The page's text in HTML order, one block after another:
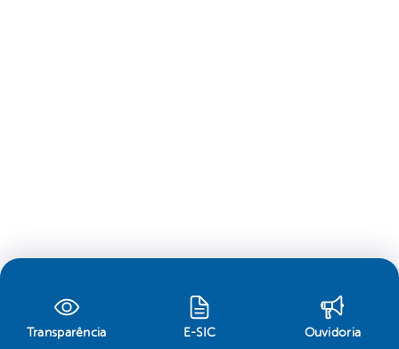
Transparência E-SIC Ouvidoria